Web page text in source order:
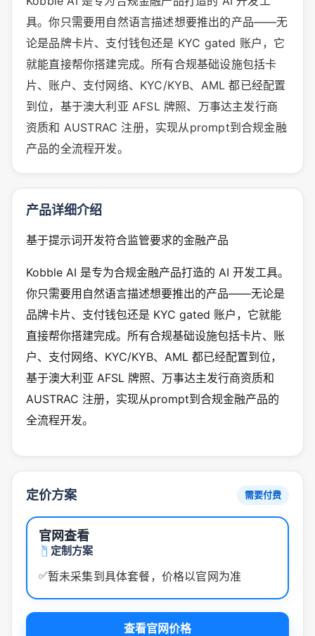
具。你只需要用自然语言描述想要推出的产品——无
论是品牌卡片、支付钱包还是 KYC gated 账户，它
就能直接帮你搭建完成。所有合规基础设施包括卡
片、账户、支付网络、KYC/KYB、AML 都已经配置
到位，基于澳大利亚 AFSL 牌照、万事达主发行商
资质和 AUSTRAC 注册，实现从prompt到合规金融
产品的全流程开发。
产品详细介绍
基于提示词开发符合监管要求的金融产品
Kobble AI 是专为合规金融产品打造的 AI 开发工具。
你只需要用自然语言描述想要推出的产品——无论是
品牌卡片、支付钱包还是 KYC gated 账户，它就能
直接帮你搭建完成。所有合规基础设施包括卡片、账
户、支付网络、KYC/KYB、AML 都已经配置到位，
基于澳大利亚 AFSL 牌照、万事达主发行商资质和
AUSTRAC 注册，实现从prompt到合规金融产品的
全流程开发。
定价方案 需要付费
官网查看
定制方案
✅暂未采集到具体套餐，价格以官网为准
查看官网价格